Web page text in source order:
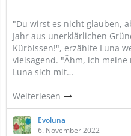
"Du wirst es nicht glauben,
Jahr aus unerklärlichen
Kürbissen!", erzählte Luna
vielsagend. "Ähm, ich
Luna sich mit…
Weiterlesen
Evoluna
6. November 2022